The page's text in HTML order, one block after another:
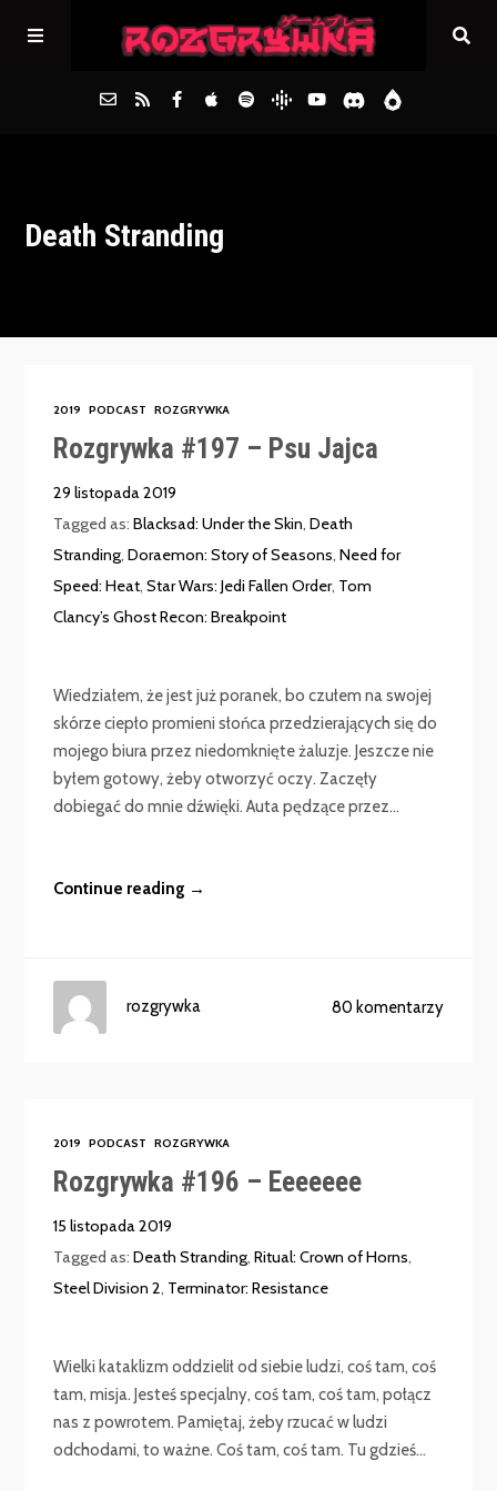
Archiwum
Death Stranding
2019 PODCAST ROZGRYWKA
Rozgrywka #197 – Psu Jajca
29 listopada 2019
Tagged as:Blacksad: Under the Skin,Death
Stranding,Doraemon: Story of Seasons,Need for
Speed: Heat,Star Wars: Jedi Fallen Order, Tom
Clancy’s Ghost Recon: Breakpoint
Wiedziałem, że jest już poranek, bo czułem na swojej
skórze ciepło promieni słońca przedzierających się do
mojego biura przez niedomknięte żaluzje. Jeszcze nie
byłem gotowy, żeby otworzyć oczy. Zaczęły
dobiegać do mnie dźwięki. Auta pędzące przez...
Continue reading →
80 komentarzy
rozgrywka
2019 PODCAST ROZGRYWKA
Rozgrywka #196 – Eeeeeee
15 listopada 2019
Tagged as:Death Stranding,Ritual: Crown of Horns,
Steel Division 2, Terminator: Resistance
Wielki kataklizm oddzielił od siebie ludzi, coś tam, coś
tam, misja. Jesteś specjalny, coś tam, coś tam, połącz
nas z powrotem. Pamiętaj, żeby rzucać w ludzi
odchodami, to ważne. Coś tam, coś tam. Tu gdzieś...